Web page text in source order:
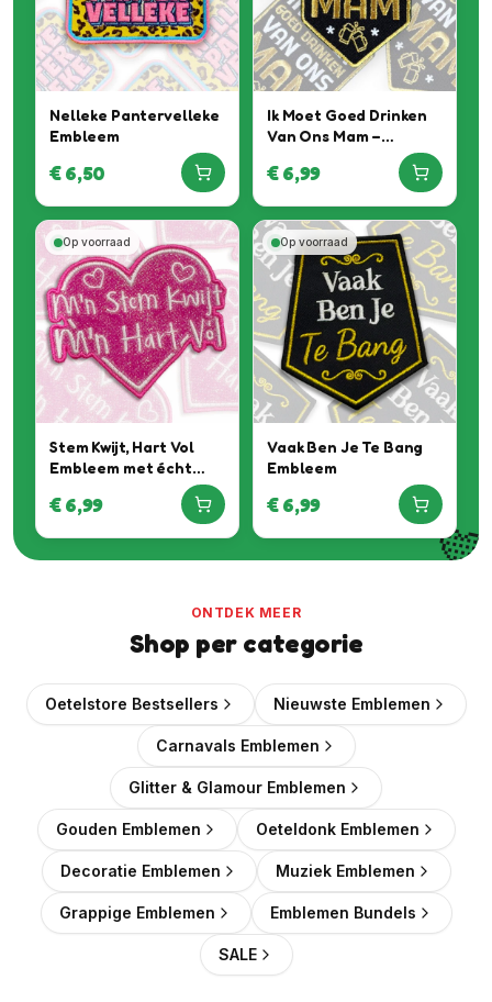
Nelleke Pantervelleke
Embleem
€6,50
Ik Moet Goed Drinken
Van Ons Mam –
€6,99
Op voorraad
Stem Kwijt, Hart Vol
Embleem met écht
Roze Glitter Special
€6,99
Op voorraad
Vaak Ben Je Te Bang
Embleem
€6,99
ONTDEK MEER
Shop per categorie
Oetelstore Bestsellers Nieuwste Emblemen
Carnavals Emblemen
Glitter & Glamour Emblemen
Gouden Emblemen Oeteldonk Emblemen
Decoratie Emblemen Muziek Emblemen
Grappige Emblemen Emblemen Bundels
SALE